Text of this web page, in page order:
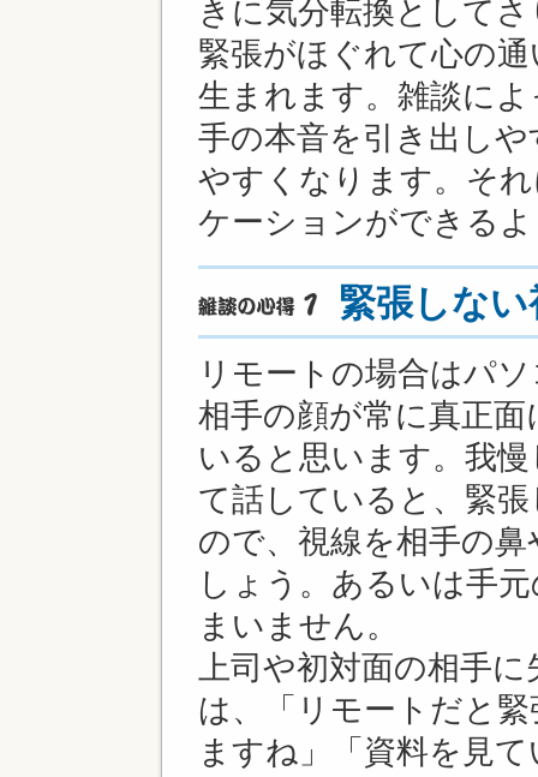
きに気分転換として
緊張がほぐれて心の
生まれます。雑談に
手の本音を引き出し
やすくなります。そ
ケーションができる
緊張しな
リモートの場合はパ
相手の顔が常に真正
いると思います。我
て話していると、緊
ので、視線を相手の
しょう。あるいは手
まいません。
上司や初対面の相手
は、「リモートだと
ますね」「資料を見